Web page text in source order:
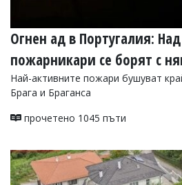
Огнен ад в Португалия:
пожарникари се борят с
Най-активните пожари бушуват
Брага и Браганса
прочетено 1045 пъти